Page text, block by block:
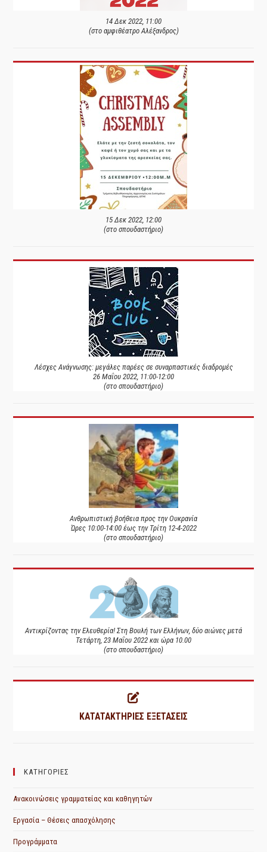
14 Δεκ 2022, 11:00
(στο αμφιθέατρο Αλέξανδρος)
15 Δεκ 2022, 12:00
(στο σπουδαστήριο)
Λέσχες Ανάγνωσης: μεγάλες παρέες σε συναρπαστικές διαδρομές
26 Μαΐου 2022, 11:00-12:00
(στο σπουδαστήριο)
Ανθρωπιστική βοήθεια προς την Ουκρανία
Ώρες 10:00-14:00 έως την Τρίτη 12-4-2022
(στο σπουδαστήριο)
Αντικρίζοντας την Ελευθερία! Στη Βουλή των Ελλήνων, δύο αιώνες μετά
Τετάρτη, 23 Μαΐου 2022 και ώρα 10.00
(στο σπουδαστήριο)
ΚΑΤΑΤΑΚΤΗΡΙΕΣ ΕΞΕΤΑΣΕΙΣ
ΚΑΤΗΓΟΡΙΕΣ
Ανακοινώσεις γραμματείας και καθηγητών
Εργασία – Θέσεις απασχόλησης
Προγράμματα